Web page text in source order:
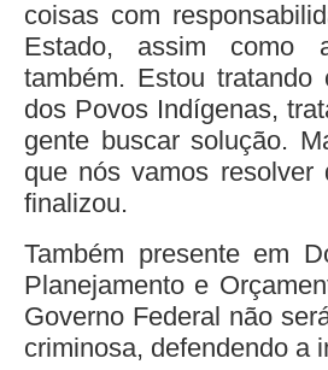
coisas com
Estado, assim como
também. Estou
dos Povos Indígenas,
gente buscar solução.
que nós vamos resolver
finalizou.
Também presente em
Planejamento e
Governo Federal não
criminosa, defendendo a